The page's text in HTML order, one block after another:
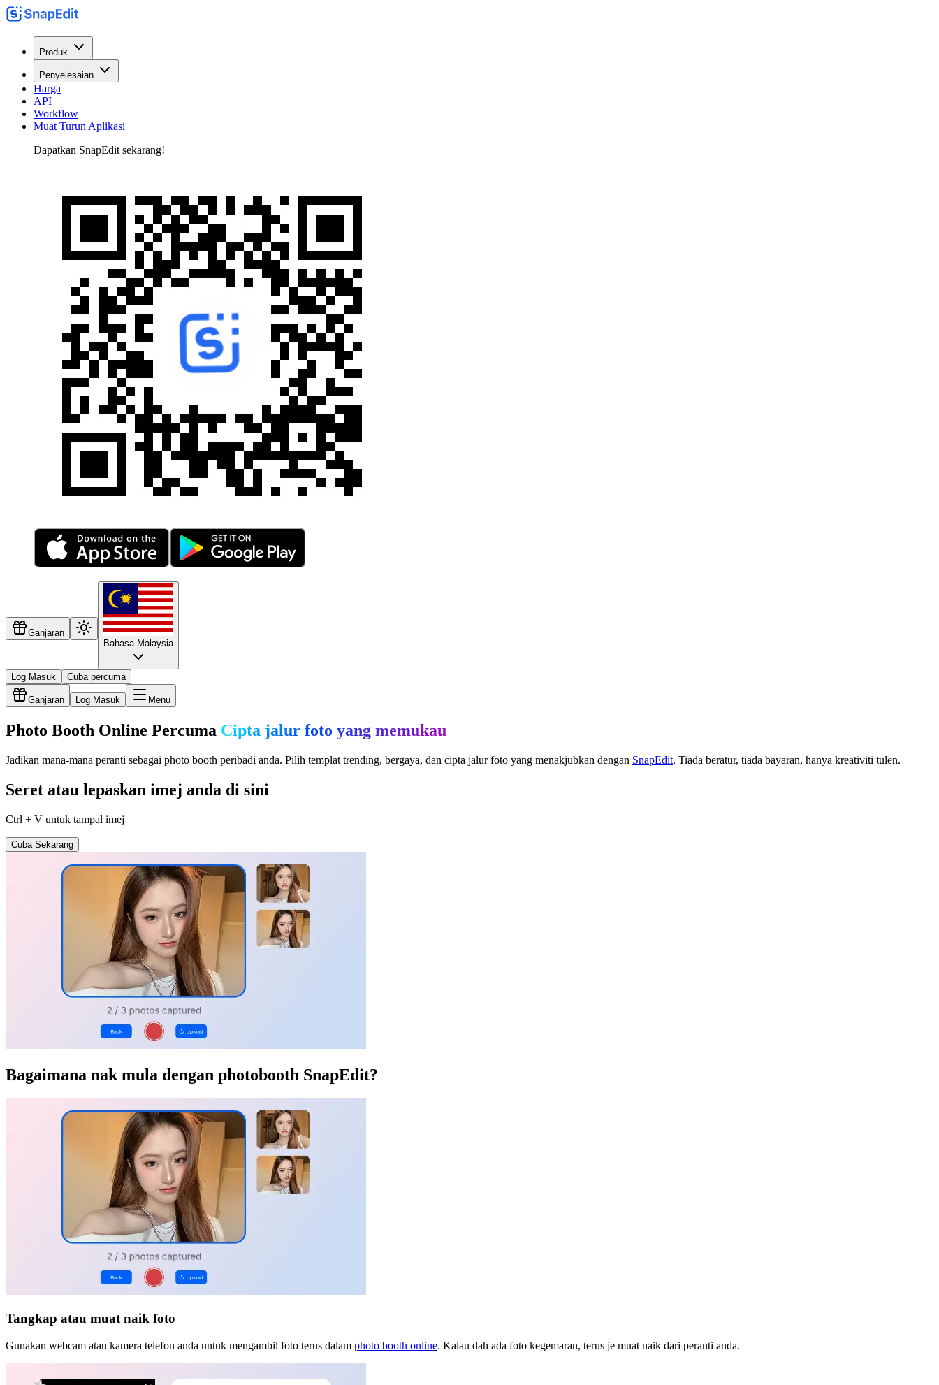
Produk
Penyelesaian
Harga
API
Workflow
Muat Turun Aplikasi
Dapatkan SnapEdit sekarang!
Ganjaran
Bahasa Malaysia
Log Masuk Cuba percuma
Ganjaran Log Masuk Menu
Photo Booth Online Percuma Cipta jalur foto yang memukau
Jadikan mana-mana peranti sebagai photo booth peribadi anda. Pilih templat trending, bergaya, dan cipta jalur foto yang menakjubkan dengan SnapEdit. Tiada beratur, tiada bayaran, hanya kreativiti tulen.
Seret atau lepaskan imej anda di sini
Ctrl + V untuk tampal imej
Cuba Sekarang
Bagaimana nak mula dengan photobooth SnapEdit?
Tangkap atau muat naik foto
Gunakan webcam atau kamera telefon anda untuk mengambil foto terus dalam photo booth online. Kalau dah ada foto kegemaran, terus je muat naik dari peranti anda.